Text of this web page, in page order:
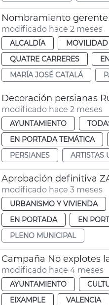
Nombramiento gerente
modificado hace 2 meses
ALCALDÍA MOVILIDAD
QUATRE CARRERES
MARÍA JOSÉ CATALÁ
Decoración persianas
modificado hace 2 meses
AYUNTAMIENTO
EN PORTADA TEMÁTICA
PERSIANES
ARTISTAS
Aprobación definitiva
modificado hace 3 meses
URBANISMO Y VIVIENDA
EN PORTADA
EN
PLENO MUNICIPAL
Campaña No explotes
modificado hace 4 meses
AYUNTAMIENTO
EIXAMPLE
VALENCIA